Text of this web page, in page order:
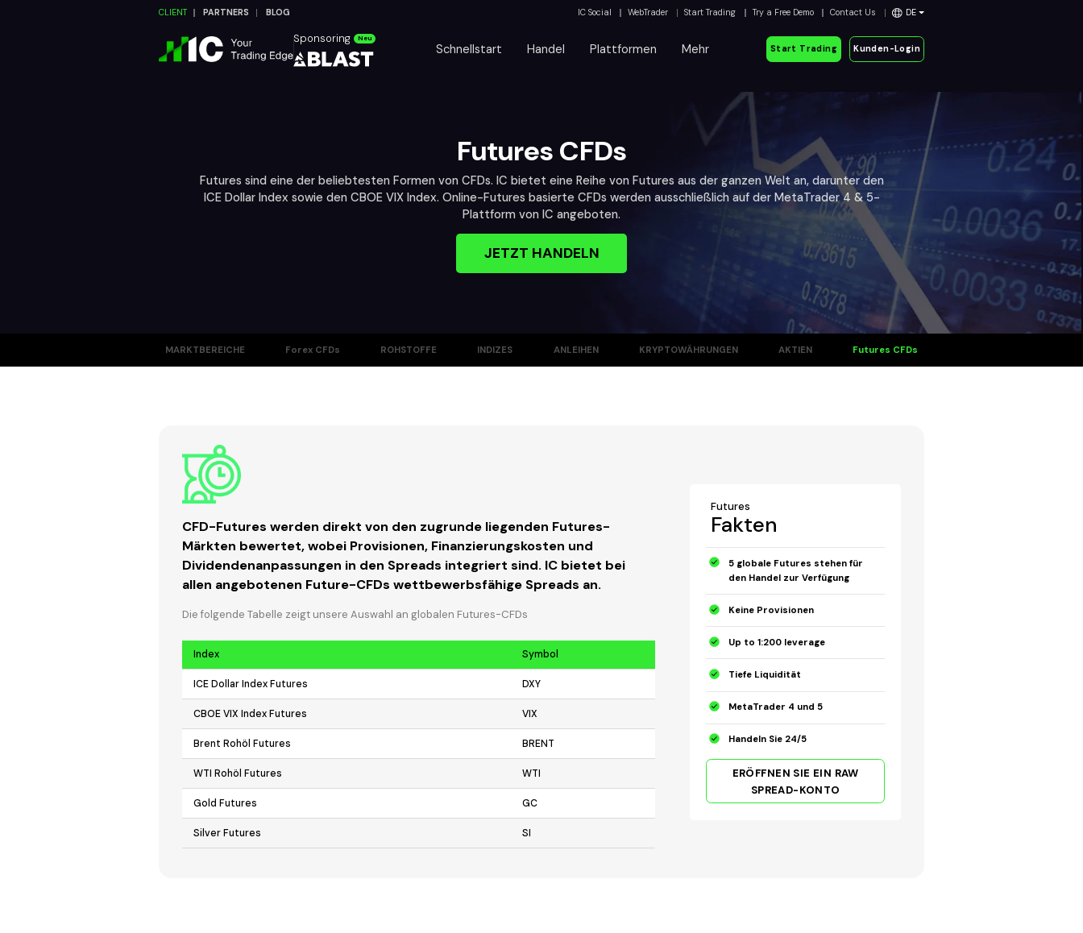
CLIENT PARTNERS BLOG IC Social WebTrader Start Trading Try a Free Demo Contact Us DE
Sponsoring Neu
Schnellstart Handel Plattformen Mehr Start Trading Kunden-Login
Futures CFDs
Futures sind eine der beliebtesten Formen von CFDs. IC bietet eine Reihe von Futures aus der ganzen Welt an, darunter den
ICE Dollar Index sowie den CBOE VIX Index. Online-Futures basierte CFDs werden ausschließlich auf der MetaTrader 4 & 5-
Plattform von IC angeboten.
JETZT HANDELN
MARKTBEREICHE Forex CFDs ROHSTOFFE INDIZES ANLEIHEN KRYPTOWÄHRUNGEN AKTIEN Futures CFDs
CFD-Futures werden direkt von den zugrunde liegenden Futures-
Märkten bewertet, wobei Provisionen, Finanzierungskosten und
Dividendenanpassungen in den Spreads integriert sind. IC bietet bei
allen angebotenen Future-CFDs wettbewerbsfähige Spreads an.
Die folgende Tabelle zeigt unsere Auswahl an globalen Futures-CFDs
Index Symbol
ICE Dollar Index Futures DXY
CBOE VIX Index Futures VIX
Brent Rohöl Futures BRENT
WTI Rohöl Futures WTI
Gold Futures GC
Silver Futures SI
Futures
Fakten
5 globale Futures stehen für
den Handel zur Verfügung
Keine Provisionen
Up to 1:200 leverage
Tiefe Liquidität
MetaTrader 4 und 5
Handeln Sie 24/5
ERÖFFNEN SIE EIN RAW
SPREAD-KONTO